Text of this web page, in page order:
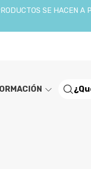
SE HACEN A